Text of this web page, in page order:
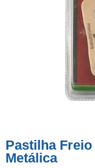
Pastilha Freio
Metálica